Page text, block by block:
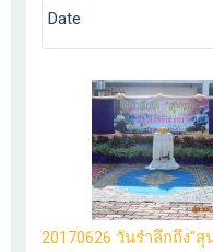
Webmaster
Go to Profile